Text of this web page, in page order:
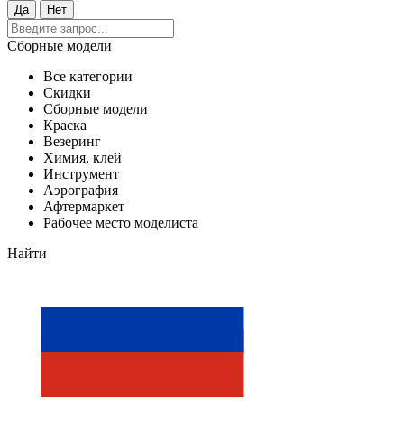
Сборные модели
Все категории
Скидки
Сборные модели
Краска
Везеринг
Химия, клей
Инструмент
Аэрография
Афтермаркет
Рабочее место моделиста
Найти